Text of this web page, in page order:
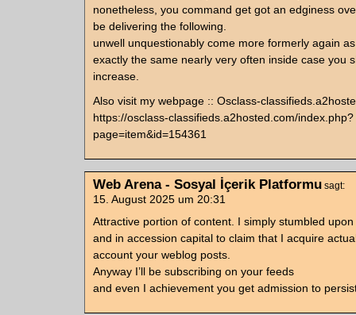
nonetheless, you command get got an edginess
be delivering the following.
unwell unquestionably come more formerly again as
exactly the same nearly very often inside case you
increase.
Also visit my webpage :: Osclass-
https://osclass-classifieds.a2hosted.com/index.php?
page=item&id=154361
Web Arena - Sosyal İçerik Platformu sagt:
15. August 2025 um 20:31
Attractive portion of content. I simply stumbled
and in accession capital to claim that I acquire
account your weblog posts.
Anyway I’ll be subscribing on your feeds
and even I achievement you get admission to